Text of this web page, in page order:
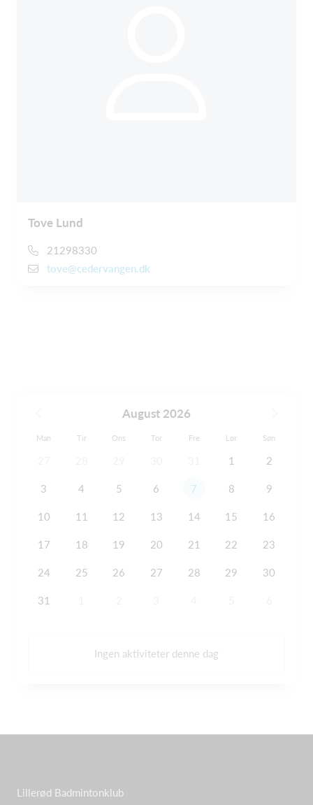
Tove Lund
21298330
tove@cedervangen.dk
August 2026
Man Tir Ons Tor Fre Lør Søn
1 2
3 4 5 6 7 8 9
10 11 12 13 14 15 16
17 18 19 20 21 22 23
24 25 26 27 28 29 30
31
Ingen aktiviteter denne dag
Lillerød Badmintonklub